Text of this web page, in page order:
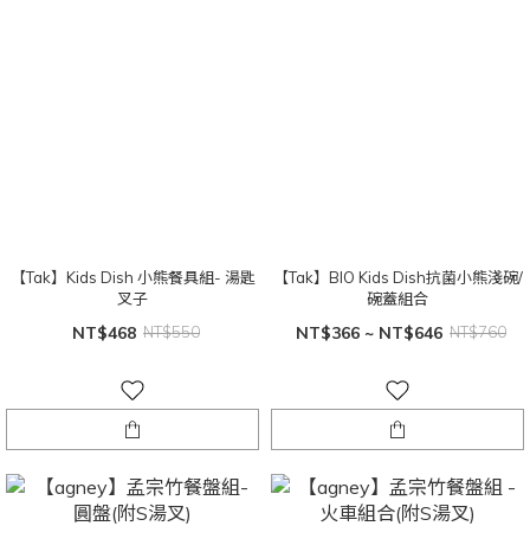
【Tak】Kids Dish 小熊餐具組- 湯匙
叉子
NT$468 NT$550
【Tak】BIO Kids Dish抗菌小熊淺碗/
碗蓋組合
NT$366 ~ NT$646 NT$760